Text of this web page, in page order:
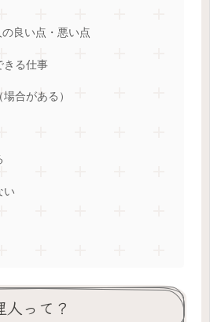
良い点・悪い点
きる仕事
合がある）
い
人って？